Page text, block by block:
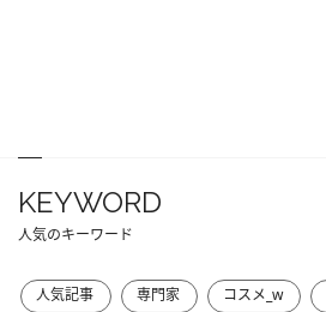
KEYWORD
人気のキーワード
人気記事 専門家 コスメ_w